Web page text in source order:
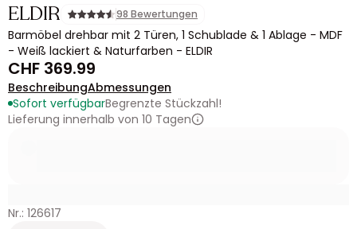
ELDIR 98 Bewertungen
Barmöbel drehbar mit 2 Türen, 1 Schublade & 1 Ablage - MDF
- Weiß lackiert & Naturfarben - ELDIR
CHF 369.99
BeschreibungAbmessungen
Sofort verfügbarBegrenzte Stückzahl!
Lieferung innerhalb von 10 Tagen
Nr.: 126617